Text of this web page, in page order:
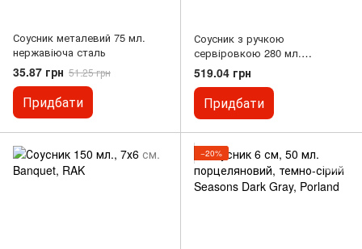
Соусник металевий 75 мл.
нержавіюча сталь
35.87 грн 51.25 грн
Придбати
Соусник з ручкою
сервіровкою 280 мл.
металевий
519.04 грн
Придбати
−20%